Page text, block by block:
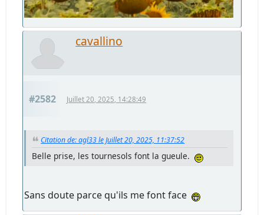
cavallino
#2582 Juillet 20, 2025, 14:28:49
Citation de: agl33 le Juillet 20, 2025, 11:37:52
Belle prise, les tournesols font la gueule.
Sans doute parce qu'ils me font face